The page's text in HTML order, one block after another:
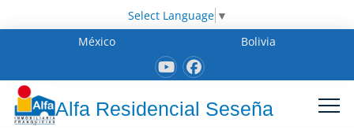
Select Language ▼
México
Bolivia
Alfa Residencial Seseña